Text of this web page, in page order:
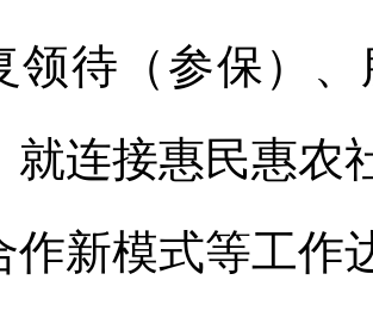
领待（参保）
就连接惠民惠农
作新模式等工作